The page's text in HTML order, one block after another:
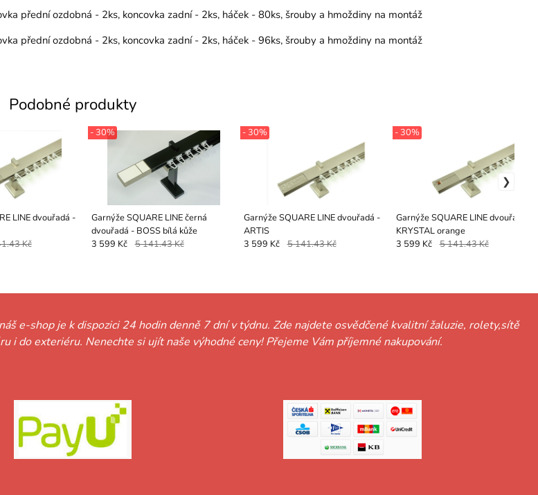
přední ozdobná - 2ks, koncovka zadní - 2ks, háček - 80ks, šrouby a hmoždiny na montáž
přední ozdobná - 2ks, koncovka zadní - 2ks, háček - 96ks, šrouby a hmoždiny na montáž
Podobné produkty
LINE dvouřadá -
Kč
Garnýže SQUARE LINE černá
dvouřadá - BOSS bílá kůže
- 30%
3 599 Kč 5 141.43 Kč
Garnýže SQUARE LINE dvouřadá -
ARTIS
- 30%
3 599 Kč 5 141.43 Kč
Garnýže SQUARE LINE dvouřadá -
KRYSTAL orange
- 30%
3 599 Kč 5 141.43 Kč
e-shop je k dispozici 24 hodin denně 7 dní v týdnu. Zde najdete osvědčené kvalitní žaluzie, rolety,sítě
i do exteriéru. Nenechte si ujít naše výhodné ceny! Přejeme Vám příjemné nakupování.